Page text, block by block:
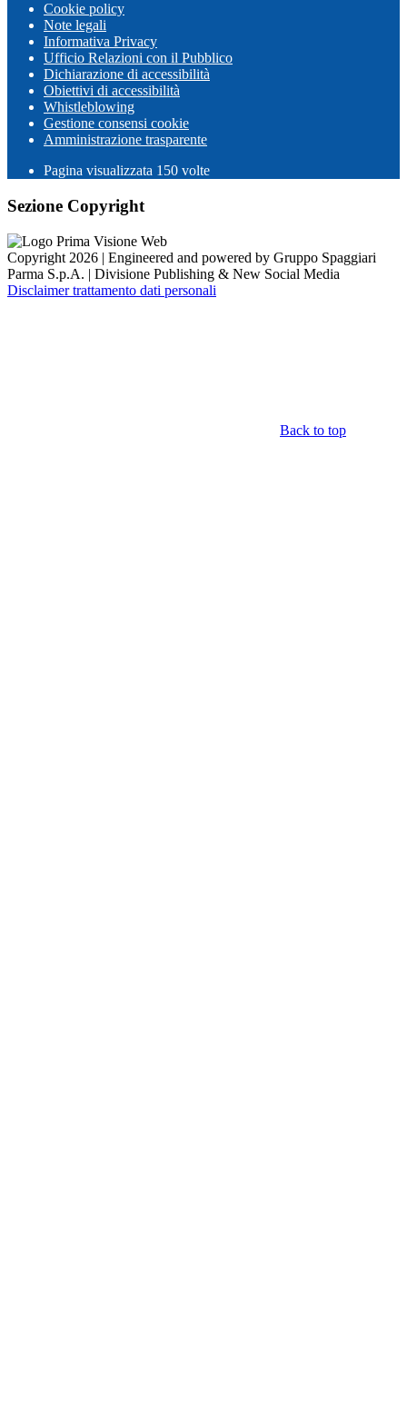
Cookie policy
Note legali
Informativa Privacy
Ufficio Relazioni con il Pubblico
Dichiarazione di accessibilità
Obiettivi di accessibilità
Whistleblowing
Gestione consensi cookie
Amministrazione trasparente
Pagina visualizzata 150 volte
Sezione Copyright
Copyright 2026 | Engineered and powered by Gruppo Spaggiari
Parma S.p.A. | Divisione Publishing & New Social Media
Disclaimer trattamento dati personali
Back to top